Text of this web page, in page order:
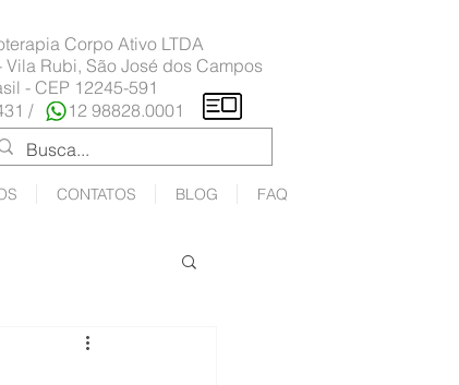
Corpo Ativo LTDA
Vila Rubi, São José dos Campos
- CEP 12245-591
/
12 98828.0001
CONTATOS BLOG FAQ